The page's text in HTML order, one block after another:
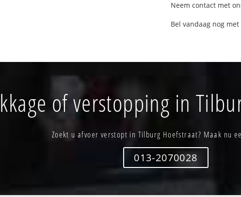
Neem contact met
Bel vandaag nog met
of verstopping in
Zoekt u afvoer verstopt in Tilburg Hoefstraat? Maak nu
013-2070028